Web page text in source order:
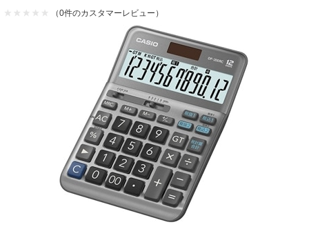
（0件のカスタマーレビュー）